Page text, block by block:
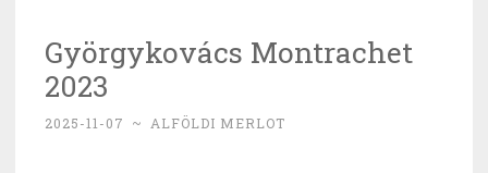
arannyal
Györgykovács Montrachet
2023
2025-11-07 ~ ALFÖLDI MERLOT